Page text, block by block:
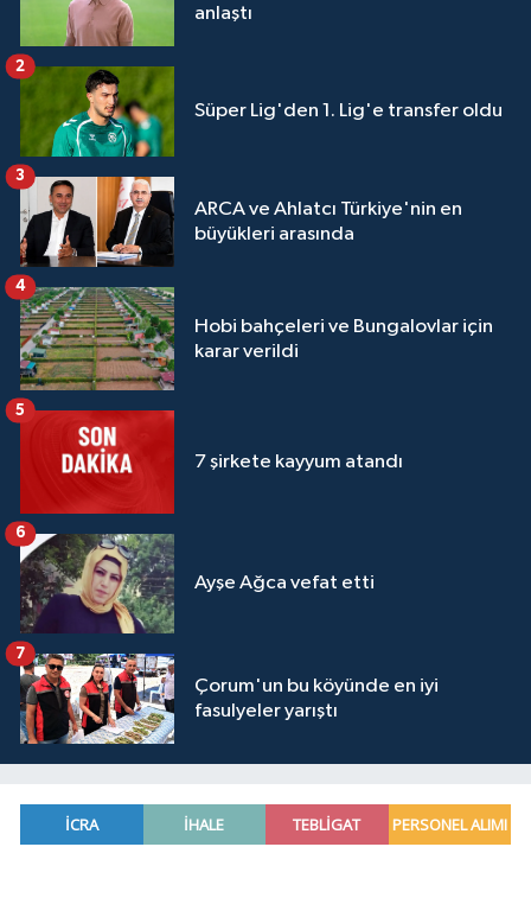
anlaştı
Süper Lig'den 1. Lig'e transfer oldu
2
ARCA ve Ahlatcı Türkiye'nin en
büyükleri arasında
3
Hobi bahçeleri ve Bungalovlar için
karar verildi
4
7 şirkete kayyum atandı
5
Ayşe Ağca vefat etti
6
Çorum'un bu köyünde en iyi
fasulyeler yarıştı
7